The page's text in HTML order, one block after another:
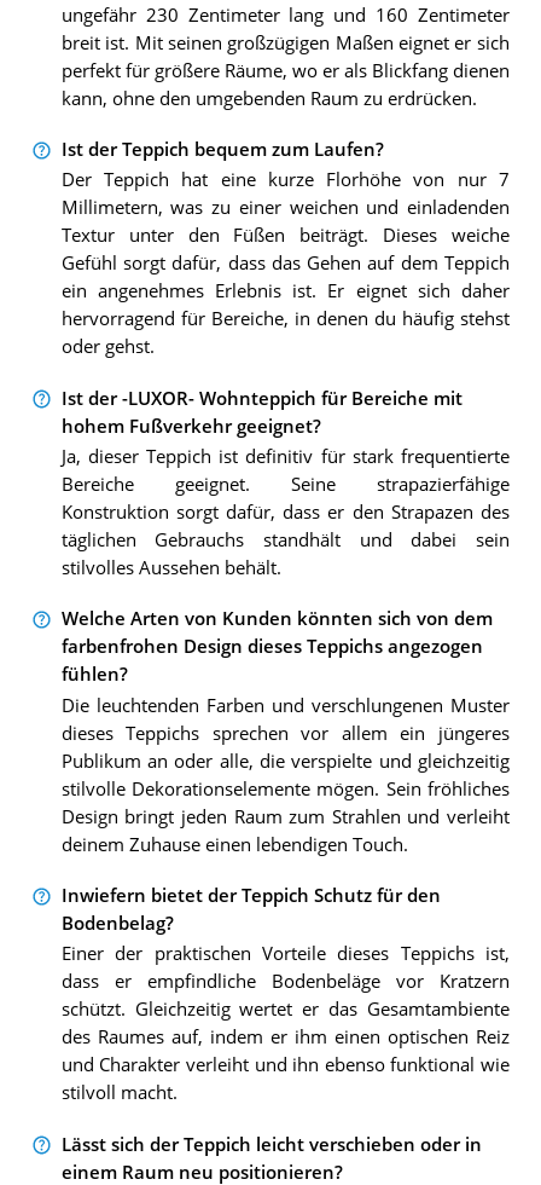
ungefähr 230 Zentimeter lang und 160 Zentimeter
breit ist. Mit seinen großzügigen Maßen eignet er sich
perfekt für größere Räume, wo er als Blickfang dienen
kann, ohne den umgebenden Raum zu erdrücken.
Ist der Teppich bequem zum Laufen?
Der Teppich hat eine kurze Florhöhe von nur 7
Millimetern, was zu einer weichen und einladenden
Textur unter den Füßen beiträgt. Dieses weiche
Gefühl sorgt dafür, dass das Gehen auf dem Teppich
ein angenehmes Erlebnis ist. Er eignet sich daher
hervorragend für Bereiche, in denen du häufig stehst
oder gehst.
Ist der -LUXOR- Wohnteppich für Bereiche mit
hohem Fußverkehr geeignet?
Ja, dieser Teppich ist definitiv für stark frequentierte
Bereiche geeignet. Seine strapazierfähige
Konstruktion sorgt dafür, dass er den Strapazen des
täglichen Gebrauchs standhält und dabei sein
stilvolles Aussehen behält.
Welche Arten von Kunden könnten sich von dem
farbenfrohen Design dieses Teppichs angezogen
fühlen?
Die leuchtenden Farben und verschlungenen Muster
dieses Teppichs sprechen vor allem ein jüngeres
Publikum an oder alle, die verspielte und gleichzeitig
stilvolle Dekorationselemente mögen. Sein fröhliches
Design bringt jeden Raum zum Strahlen und verleiht
deinem Zuhause einen lebendigen Touch.
Inwiefern bietet der Teppich Schutz für den
Bodenbelag?
Einer der praktischen Vorteile dieses Teppichs ist,
dass er empfindliche Bodenbeläge vor Kratzern
schützt. Gleichzeitig wertet er das Gesamtambiente
des Raumes auf, indem er ihm einen optischen Reiz
und Charakter verleiht und ihn ebenso funktional wie
stilvoll macht.
Lässt sich der Teppich leicht verschieben oder in
einem Raum neu positionieren?